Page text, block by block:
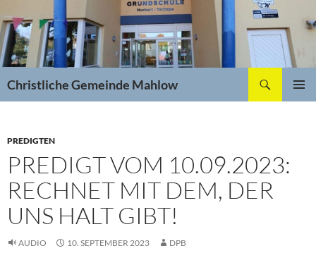
Inhalt
springen
Christliche Gemeinde Mahlow
PREDIGTEN
PREDIGT VOM 10.09.2023:
RECHNET MIT DEM, DER
UNS HALT GIBT!
AUDIO 10. SEPTEMBER 2023 DPB